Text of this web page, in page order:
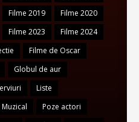
Filme 2019
Filme 2020
Filme 2023
Filme 2024
Filme de Oscar
Globul de aur
Liste
Muzical
Poze actori